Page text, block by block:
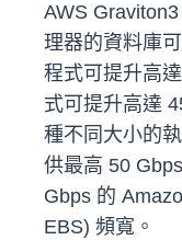
AWS
理器的資料庫
程式可提升高
式可提升高達
種不同大小的
供最高 50
Gbps 的
EBS) 頻寬。